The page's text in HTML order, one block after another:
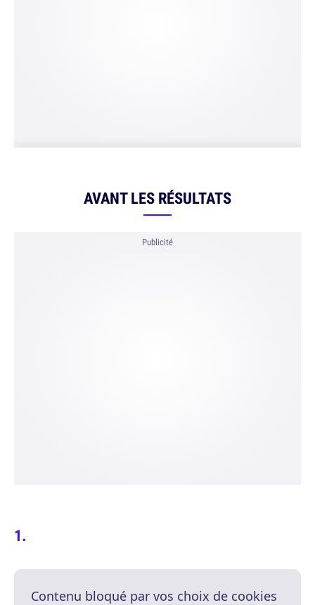
AVANT LES RÉSULTATS
Publicité
Contenu bloqué par vos choix de cookies